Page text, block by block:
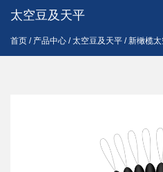
太空豆及天平
首页 / 产品中心 /太空豆及天平 /新橄榄